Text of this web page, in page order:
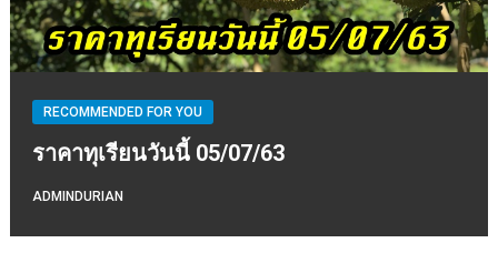
RECOMMENDED FOR YOU
ราคาทุเรียนวันนี้ 05/07/63
ADMINDURIAN